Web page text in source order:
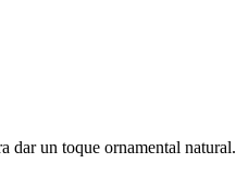
dar un toque ornamental natural.